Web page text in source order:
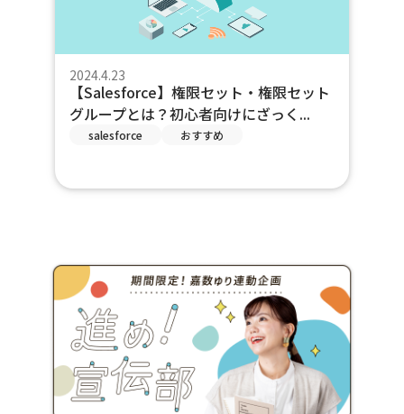
2024.4.23
【Salesforce】権限セット・権限セット
グループとは？初心者向けにざっく...
salesforce おすすめ